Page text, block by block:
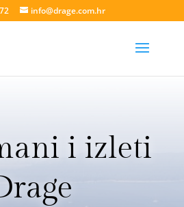
info@drage.com.hr
i izleti